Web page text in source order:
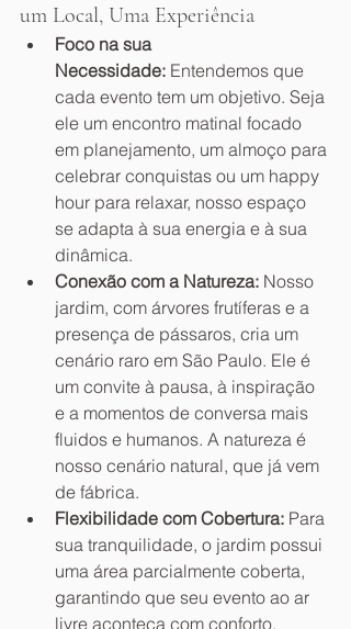
um Local, Uma Experiência
Foco na sua
Necessidade: Entendemos que
cada evento tem um objetivo. Seja
ele um encontro matinal focado
em planejamento, um almoço para
celebrar conquistas ou um happy
hour para relaxar, nosso espaço
se adapta à sua energia e à sua
dinâmica.
Conexão com a Natureza: Nosso
jardim, com árvores frutíferas e a
presença de pássaros, cria um
cenário raro em São Paulo. Ele é
um convite à pausa, à inspiração
e a momentos de conversa mais
fluidos e humanos. A natureza é
nosso cenário natural, que já vem
de fábrica.
Flexibilidade com Cobertura: Para
sua tranquilidade, o jardim possui
uma área parcialmente coberta,
garantindo que seu evento ao ar
livre aconteça com conforto,